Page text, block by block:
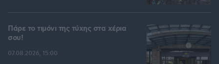
Πάρε το τιμόνι της τύχης στα χέρια
σου!
07.08.2026, 15:00